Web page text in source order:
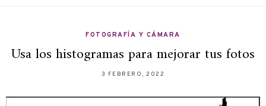
FOTOGRAFÍA Y CÁMARA
Usa los histogramas para mejorar tus fotos
3 FEBRERO, 2022